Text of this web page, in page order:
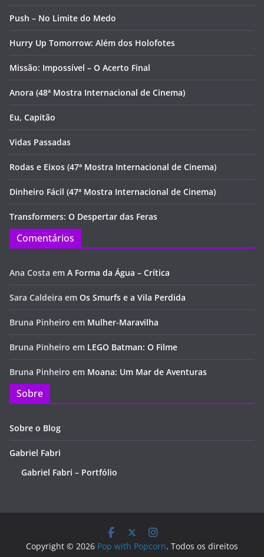
Push – No Limite do Medo
Hurry Up Tomorrow: Além dos Holofotes
Missão: Impossível – O Acerto Final
Anora (48ª Mostra Internacional de Cinema)
Eu, Capitão
Vidas Passadas
Rodas e Eixos (47ª Mostra Internacional de Cinema)
Dinheiro Fácil (47ª Mostra Internacional de Cinema)
Transformers: O Despertar das Feras
Comentários
Ana Costa em A Forma da Água – Crítica
Sara Caldeira em Os Smurfs e a Vila Perdida
Bruna Pinheiro em Mulher-Maravilha
Bruna Pinheiro em LEGO Batman: O Filme
Bruna Pinheiro em Moana: Um Mar de Aventuras
Sobre
Sobre o Blog
Gabriel Fabri
Gabriel Fabri – Portfólio
Copyright © 2026 Pop with Popcorn. Todos os direitos